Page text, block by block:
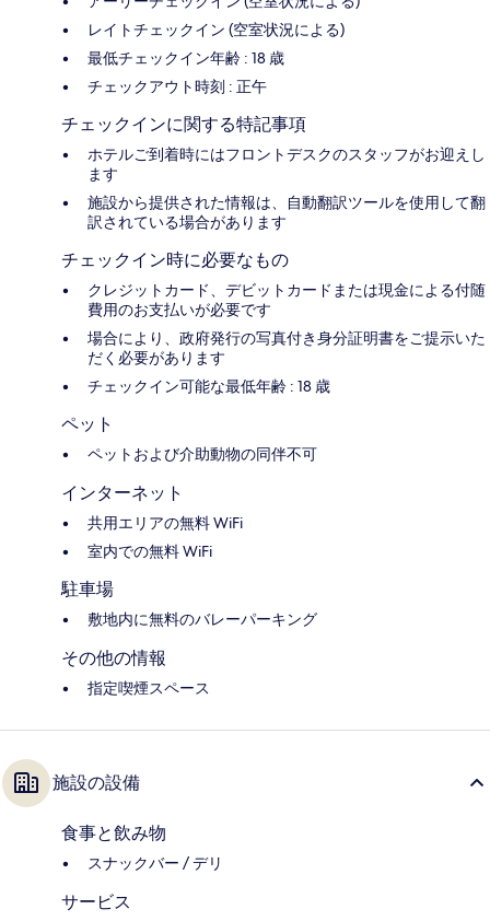
レイトチェックイン (空室状況による)
最低チェックイン年齢 : 18 歳
チェックアウト時刻 : 正午
チェックインに関する特記事項
ホテルご到着時にはフロントデスクのスタッフがお迎えし
ます
施設から提供された情報は、自動翻訳ツールを使用して翻
訳されている場合があります
チェックイン時に必要なもの
クレジットカード、デビットカードまたは現金による付随
費用のお支払いが必要です
場合により、政府発行の写真付き身分証明書をご提示いた
だく必要があります
チェックイン可能な最低年齢 : 18 歳
ペット
ペットおよび介助動物の同伴不可
インターネット
共用エリアの無料 WiFi
室内での無料 WiFi
駐車場
敷地内に無料のバレーパーキング
その他の情報
指定喫煙スペース
施設の設備
食事と飲み物
スナックバー / デリ
サービス